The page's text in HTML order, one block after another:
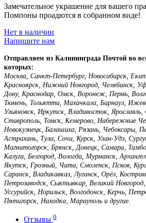
Замечательное украшение для вашего
Помпоны проадются в собранном виде!
Нет в наличии
Напишите нам
Отправляем из Калининграда Почтой во
которых:
Москва, Санкт-Петербург, Новосибирск,
Красноярск, Нижний Новгород, Челябинск,
Дону, Краснодар, Омск, Воронеж, Пермь,
Тюмень, Тольятти, Махачкала, Барнаул,
Ульяновск, Иркутск, Владивосток, Ярославль,
Ставрополь, Томск, Кемерово, Набережные
Новокузнецк, Балашиха, Рязань, Чебоксары,
Астрахань, Тула, Сочи, Курск, Улан-Удэ,
Магнитогорск, Брянск, Донецк, Самара,
Калуга, Белгород, Вологда, Мурманск,
Якутск, Грозный, Чита, Смоленск, Псков,
Саранск, Владикавказ, Луганск, Орёл,
Петрозаводск, Сыктывкар, Великий
Уссурийск, Норильск, Волгодонск, Керчь,
Пятигорск, Находка, Мариуполь и другие.
Отзывы 0